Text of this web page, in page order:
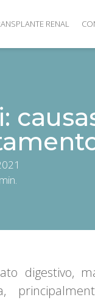
RENAL
min.
digestivo,